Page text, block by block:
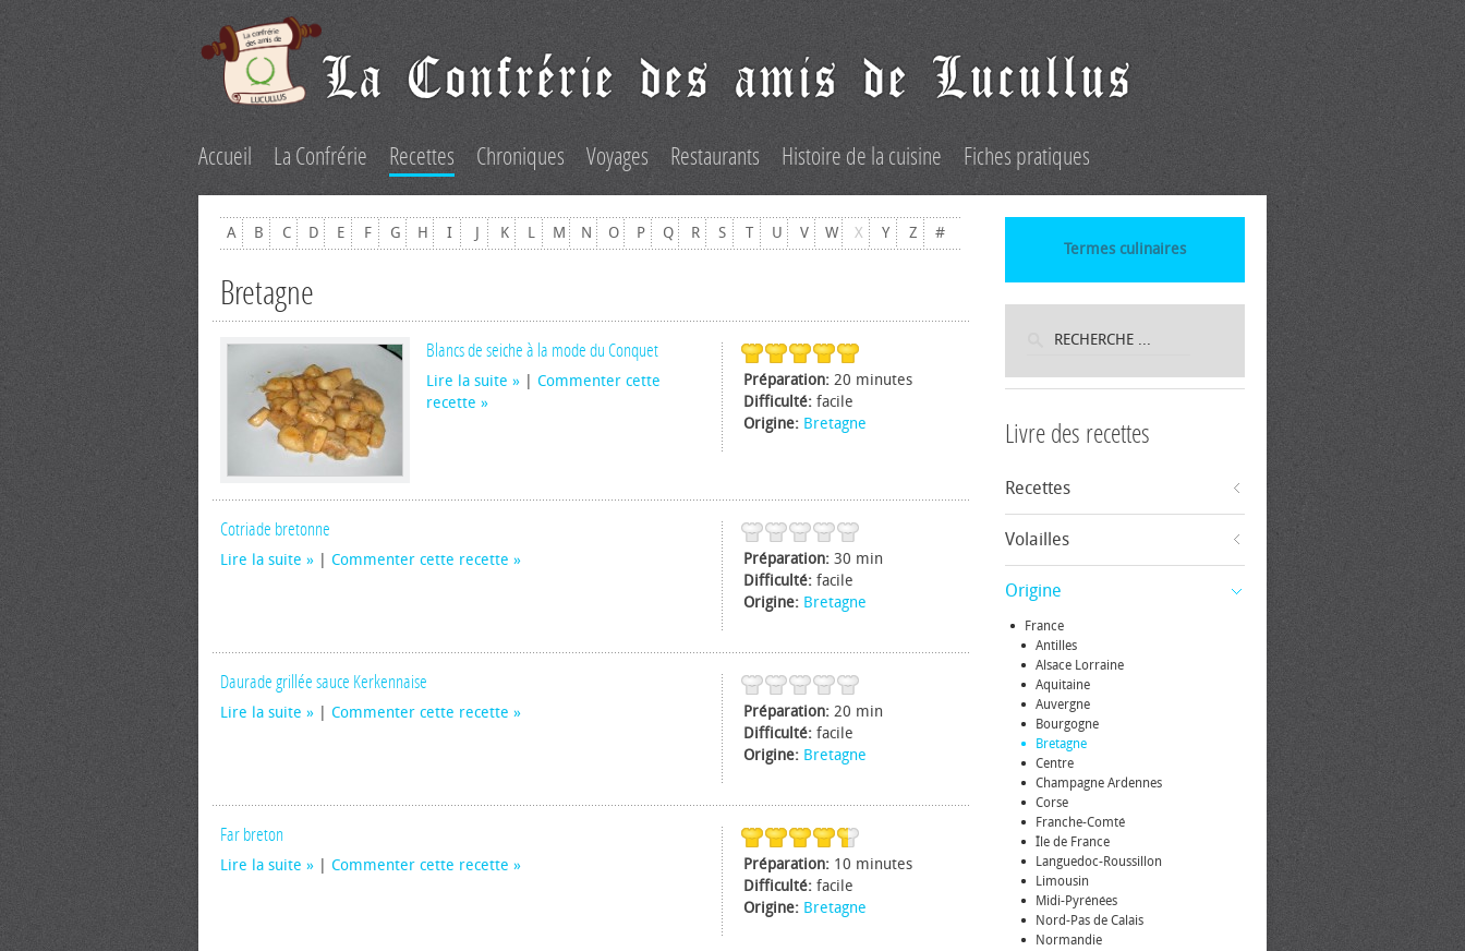
Accueil La Confrérie Recettes Chroniques Voyages Restaurants Histoire de la cuisine Fiches pratiques
A B C D E F G H I J K L M N O P Q R S T U V W X Y Z #
Bretagne
Préparation: 20 minutes
Difficulté: facile
Origine: Bretagne
Blancs de seiche à la mode du Conquet
Lire la suite
Commenter cette
recette
Préparation: 30 min
Difficulté: facile
Origine: Bretagne
Cotriade bretonne
Lire la suite Commenter cette recette
Préparation: 20 min
Difficulté: facile
Origine: Bretagne
Daurade grillée sauce Kerkennaise
Lire la suite Commenter cette recette
Préparation: 10 minutes
Difficulté: facile
Origine: Bretagne
Far breton
Lire la suite Commenter cette recette
Termes culinaires
Livre des recettes
Recettes
Volailles
Origine
France
Antilles
Alsace Lorraine
Aquitaine
Auvergne
Bourgogne
Bretagne
Centre
Champagne Ardennes
Corse
Franche-Comté
Île de France
Languedoc-Roussillon
Limousin
Midi-Pyrénées
Nord-Pas de Calais
Normandie